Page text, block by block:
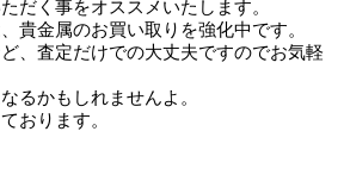
だく事をオススメいたします。
貴金属のお買い取りを強化中です。
、査定だけでの大丈夫ですのでお気軽
るかもしれませんよ。
おります。